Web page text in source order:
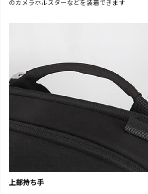
のカメラホルスターなどを装着できます
上部持ち手